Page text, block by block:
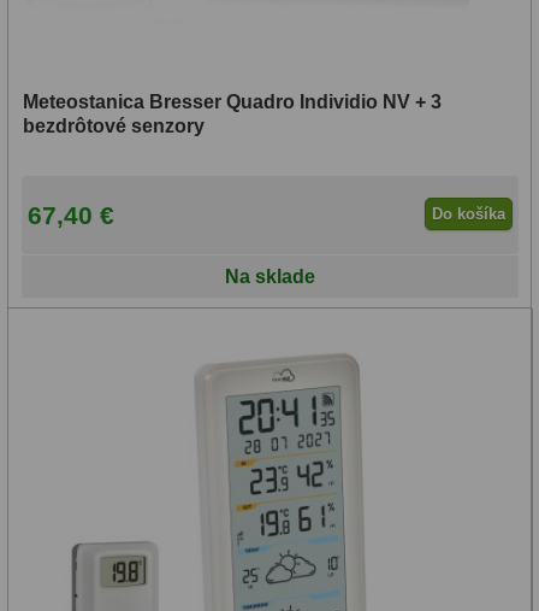
Meteostanica Bresser Quadro Individio NV + 3
bezdrôtové senzory
67,40 € Do košíka
Na sklade